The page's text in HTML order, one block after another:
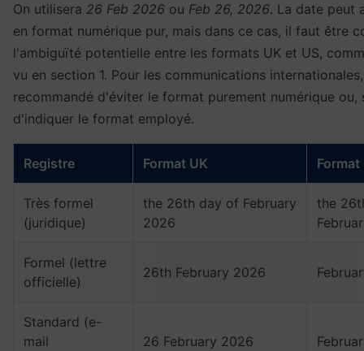
On utilisera 26 Feb 2026 ou Feb 26, 2026. La date peut
en format numérique pur, mais dans ce cas, il faut être
l'ambiguïté potentielle entre les formats UK et US,
vu en section 1. Pour les communications
recommandé d'éviter le format purement numérique ou,
d'indiquer le format employé.
Registre Format UK Format
Très formel
(juridique)
the 26th day of February
2026
the
Formel (lettre
officielle)
26th February 2026
Standard (e-
mail
26 February 2026